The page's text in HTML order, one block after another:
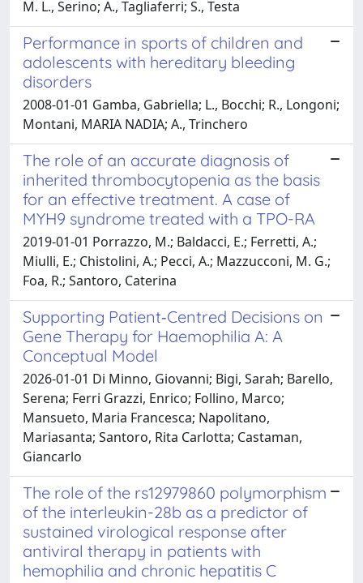
M. L., Serino; A., Tagliaferri; S., Testa
Performance in sports of children and
adolescents with hereditary bleeding
disorders
2008-01-01 Gamba, Gabriella; L., Bocchi; R., Longoni;
Montani, MARIA NADIA; A., Trinchero
The role of an accurate diagnosis of
inherited thrombocytopenia as the basis
for an effective treatment. A case of
MYH9 syndrome treated with a TPO-RA
2019-01-01 Porrazzo, M.; Baldacci, E.; Ferretti, A.;
Miulli, E.; Chistolini, A.; Pecci, A.; Mazzucconi, M. G.;
Foa, R.; Santoro, Caterina
Supporting Patient‐Centred Decisions on
Gene Therapy for Haemophilia A: A
Conceptual Model
2026-01-01 Di Minno, Giovanni; Bigi, Sarah; Barello,
Serena; Ferri Grazzi, Enrico; Follino, Marco;
Mansueto, Maria Francesca; Napolitano,
Mariasanta; Santoro, Rita Carlotta; Castaman,
Giancarlo
The role of the rs12979860 polymorphism
of the interleukin-28b as a predictor of
sustained virological response after
antiviral therapy in patients with
hemophilia and chronic hepatitis C